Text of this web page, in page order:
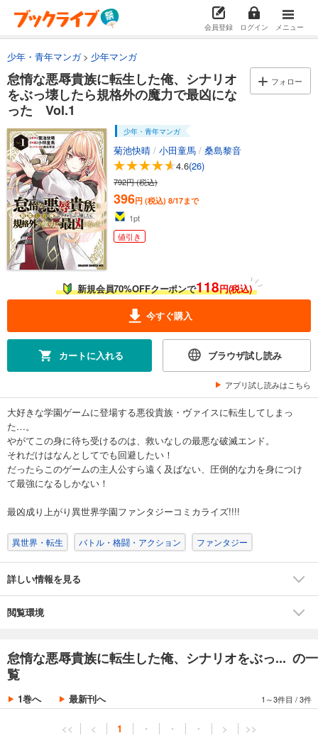
会員登録 ログイン メニュー
少年・青年マンガ 少年マンガ
怠惰な悪辱貴族に転生した俺、シナリオ
をぶっ壊したら規格外の魔力で最凶にな
った Vol.1
フォロー
少年・青年マンガ
菊池快晴 / 小田童馬 / 桑島黎音
4.6(26)
792円 (税込)
396円 (税込) 8/17まで
1pt
値引き
新規会員70%OFFクーポンで118円(税込)
今すぐ購入
カートに入れる ブラウザ試し読み
アプリ試し読みはこちら
大好きな学園ゲームに登場する悪役貴族・ヴァイスに転生してしまっ
た…。
やがてこの身に待ち受けるのは、救いなしの最悪な破滅エンド。
それだけはなんとしてでも回避したい！
だったらこのゲームの主人公すら遠く及ばない、圧倒的な力を身につけ
て最強になるしかない！
最凶成り上がり異世界学園ファンタジーコミカライズ!!!!
異世界・転生 バトル・格闘・アクション ファンタジー
詳しい情報を見る
閲覧環境
怠惰な悪辱貴族に転生した俺、シナリオをぶっ... の一
覧
1巻へ 最新刊へ 1～3件目 /3件
<< < 1 ・ ・ ・ > >>